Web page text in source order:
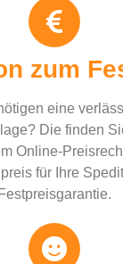
zum
eine
Die finden
Online-
für Ihre
Festpreisgarantie.